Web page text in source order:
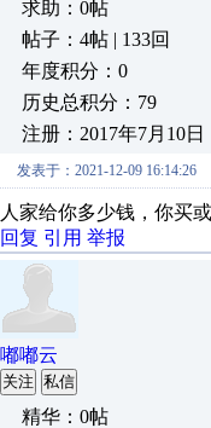
求助：0帖
帖子：4帖 | 133回
年度积分：0
历史总积分：79
注册：2017年7月10日
发表于：2021-12-09 16:14:26
人家给你多少钱，你买
回复 引用 举报
嘟嘟云
关注 私信
精华：0帖